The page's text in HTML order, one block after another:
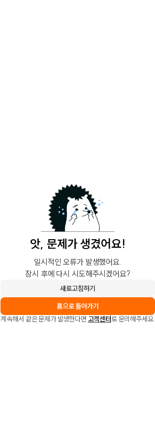
앗, 문제가 생겼어요!
일시적인 오류가 발생했어요.
잠시 후에 다시 시도해주시겠어요?
새로고침하기
홈으로 돌아가기
계속해서 같은 문제가 발생한다면 고객센터로 문의해주세요.